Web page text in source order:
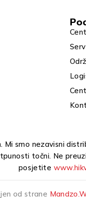
smo nezavisni
točni. Ne
posjetite
od strane